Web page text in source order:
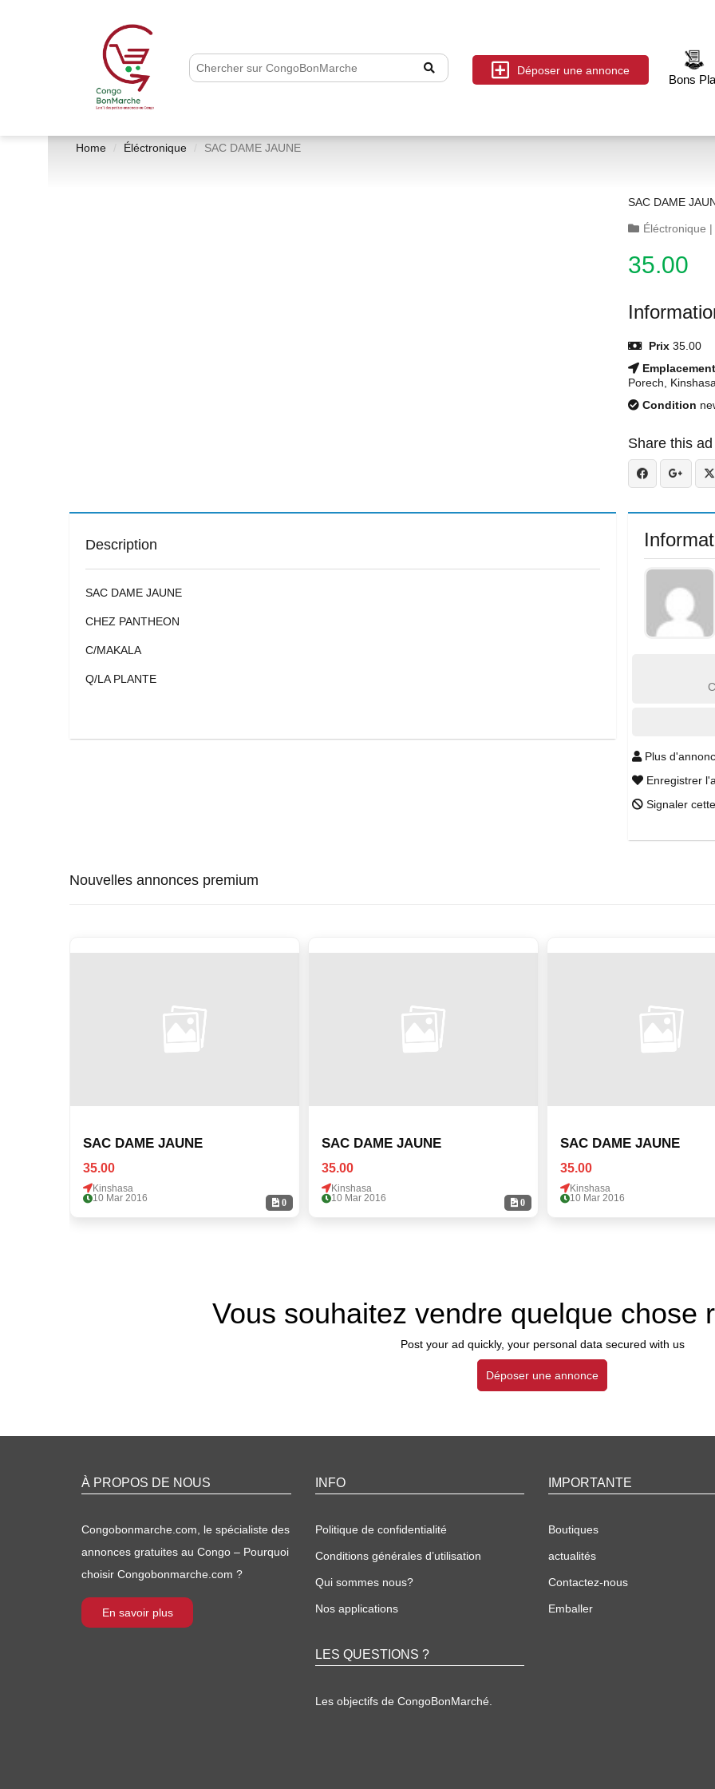
Déposer une annonce
Bons
Home Éléctronique SAC DAME JAUNE
SAC DAME
Éléctronique |
35.00
Prix 35.00
Emplacement
Porech,
Condition
Share this ad
Description
SAC DAME JAUNE
CHEZ PANTHEON
C/MAKALA
Q/LA PLANTE
Plus
Enregistrer
Signaler
Nouvelles annonces premium
0
SAC DAME JAUNE
35.00
Kinshasa
10 Mar 2016
0
SAC DAME JAUNE
35.00
Kinshasa
10 Mar 2016
SAC DAME JAUNE
35.00
Kinshasa
10 Mar 2016
Vous souhaitez vendre quelque chose
Post your ad quickly, your personal data secured with us
Déposer une annonce
À PROPOS DE NOUS
Congobonmarche.com, le spécialiste des
annonces gratuites au Congo – Pourquoi
choisir Congobonmarche.com ?
En savoir plus
INFO
Politique de confidentialité
Conditions générales d’utilisation
Qui sommes nous?
Nos applications
LES QUESTIONS ?
Les objectifs de CongoBonMarché.
IMPORTANTE
Boutiques
actualités
Contactez-nous
Emballer